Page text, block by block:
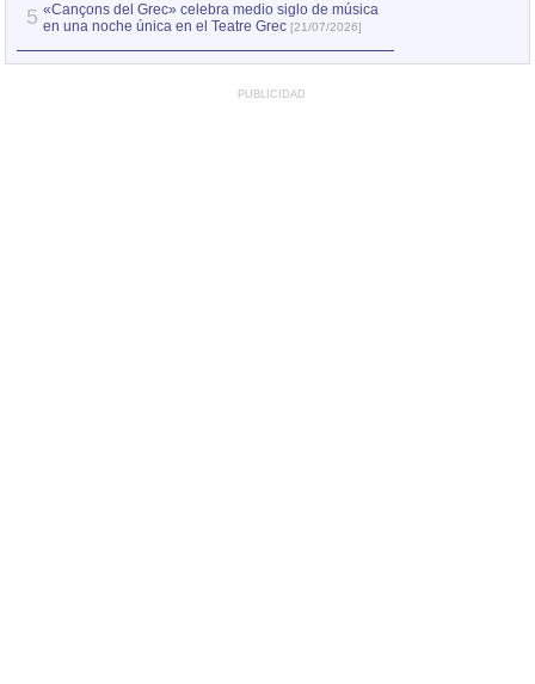
5 «Cançons del Grec» celebra medio siglo de música
en una noche única en el Teatre Grec [21/07/2026]
PUBLICIDAD